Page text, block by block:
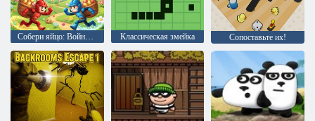
Собери яйцо: Война яиц Классическая змейка Сопоставьте их!